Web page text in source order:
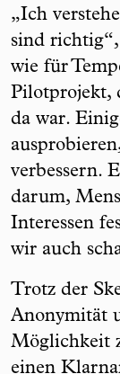
„Ich
sind
wie für
Pilotprojekt,
da war.
verbessern.
darum,
Interessen
wir auch
Trotz der
Anonymität
Möglichkeit
einen